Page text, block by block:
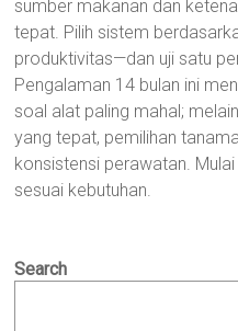
sumber makanan dan
tepat. Pilih sistem
produktivitas—dan uji satu
Pengalaman 14 bulan ini
soal alat paling mahal;
yang tepat, pemilihan
konsistensi perawatan.
sesuai kebutuhan.
Search